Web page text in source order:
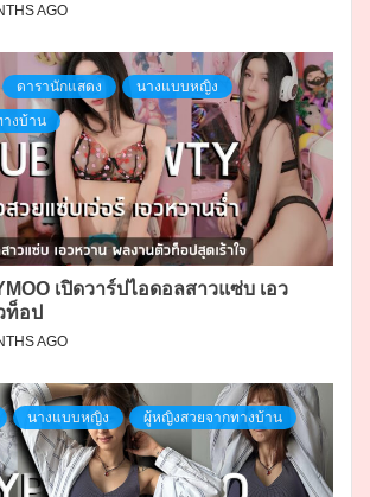
AGO
ดารานักแสดง นางแบบหญิง
งบ้าน
เปิดวาร์ปไอดอลสาวแซ่บ เอว
ท็อป
AGO
นางแบบหญิง ผู้หญิงสวยจากทางบ้าน